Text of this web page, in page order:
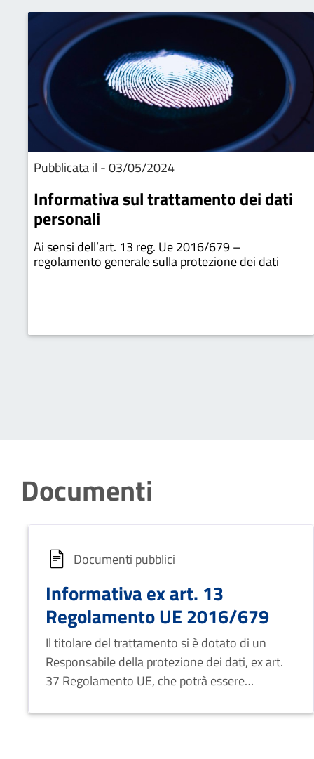
Pubblicata il - 03/05/2024
Informativa sul trattamento dei dati
personali
Ai sensi dell’art. 13 reg. Ue 2016/679 –
regolamento generale sulla protezione dei dati
Documenti
Documenti pubblici
Informativa ex art. 13
Regolamento UE 2016/679
Il titolare del trattamento si è dotato di un
Responsabile della protezione dei dati, ex art.
37 Regolamento UE, che potrà essere
trattamento dei dati e all’esercizio dei diritti